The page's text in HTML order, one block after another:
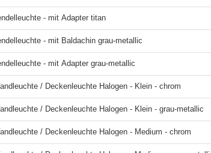
- mit Adapter titan
- mit Baldachin grau-metallic
- mit Adapter grau-metallic
/ Deckenleuchte Halogen - Klein - chrom
/ Deckenleuchte Halogen - Klein - grau-metallic
/ Deckenleuchte Halogen - Medium - chrom